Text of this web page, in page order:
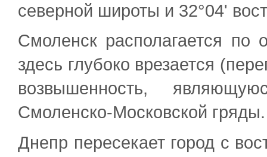
северной широты и 32°04'
Смоленск располагается по
здесь глубоко врезается
возвышенность,
Смоленско-Московской гряды.
Днепр пересекает город с